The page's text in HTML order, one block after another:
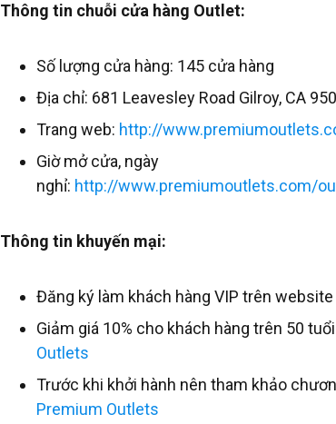
Thông tin chuỗi cửa hàng Outlet:
Số lượng cửa hàng: 145 cửa hàng
Địa chỉ: 681 Leavesley Road Gilroy, CA
Trang web: http://
Giờ mở cửa, ngày
nghỉ: http://www.premiumoutlets.com/
Thông tin khuyến mại:
Đăng ký làm khách hàng VIP trên
Giảm giá 10% cho khách hàng trên 50
Outlets
Trước khi khởi hành nên tham khảo
Premium Outlets